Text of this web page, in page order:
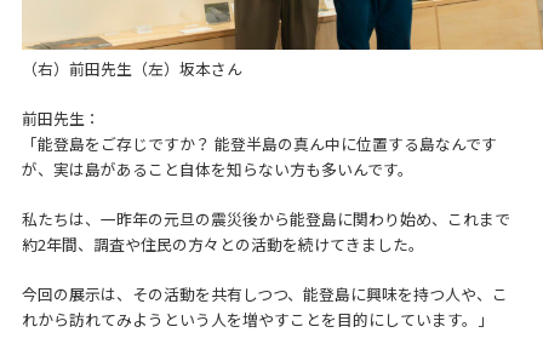
（右）前田先生（左）坂本さん
前田先生：
「能登島をご存じですか？ 能登半島の真ん中に位置する島なんです
が、実は島があること自体を知らない方も多いんです。
私たちは、一昨年の元旦の震災後から能登島に関わり始め、これまで
約2年間、調査や住民の方々との活動を続けてきました。
今回の展示は、その活動を共有しつつ、能登島に興味を持つ人や、こ
れから訪れてみようという人を増やすことを目的にしています。」